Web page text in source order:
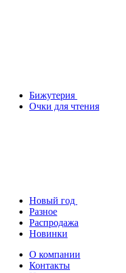
Бижутерия
Очки для чтения
Новый год
Разное
Распродажа
Новинки
О компании
Контакты